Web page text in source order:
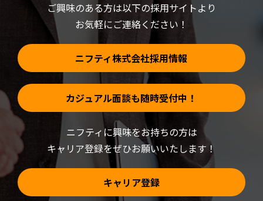
開
き
す)
ご興味のある方は以下の採用サイトより
お気軽にご連絡ください！
ニフティ株式会社採用情報
カジュアル面談も随時受付中！
ニフティに興味をお持ちの方は
キャリア登録をぜひお願いいたします！
キャリア登録